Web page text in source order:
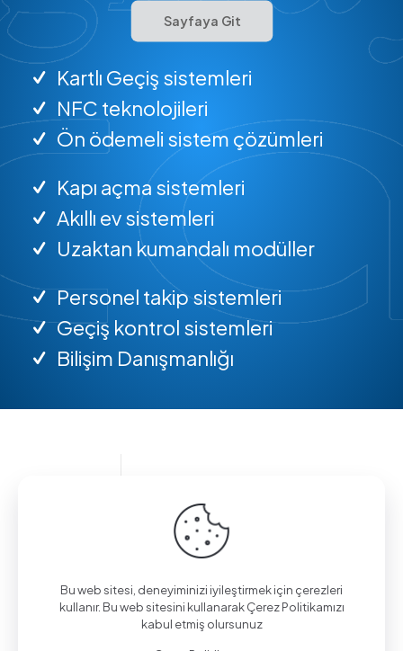
Sayfaya Git
Kartlı Geçiş sistemleri
NFC teknolojileri
Ön ödemeli sistem çözümleri
Kapı açma sistemleri
Akıllı ev sistemleri
Uzaktan kumandalı modüller
Personel takip sistemleri
Geçiş kontrol sistemleri
Bilişim Danışmanlığı
Bilgi almak için arayın.
(0312) 325 02 01
Bu web sitesi, deneyiminizi iyileştirmek için çerezleri
kullanır. Bu web sitesini kullanarak Çerez Politikamızı
kabul etmiş olursunuz